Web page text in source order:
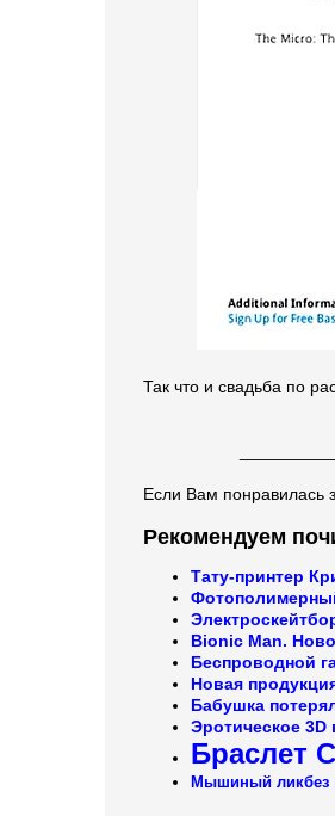
Так что и свадьба по
Если Вам понравилась
Рекомендуем
Тату-принтер
Bionic Man.
Беспроводной
Новая
Бабушка
Эротическое 3D
Браслет
Мышиный ликбез